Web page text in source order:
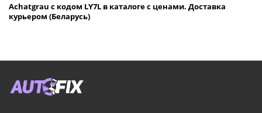
Achatgrau с кодом LY7L в каталоге с ценами. Доставка
курьером (Беларусь)